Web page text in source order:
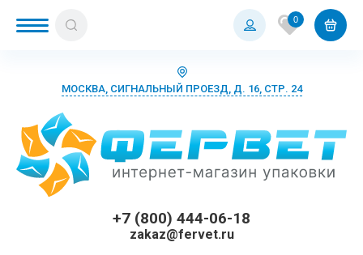
0
МОСКВА, СИГНАЛЬНЫЙ ПРОЕЗД, Д. 16, СТР. 24
+7 (800) 444-06-18
zakaz@fervet.ru